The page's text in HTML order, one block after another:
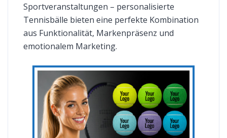
Sportveranstaltungen – personalisierte
Tennisbälle bieten eine perfekte Kombination
aus Funktionalität, Markenpräsenz und
emotionalem Marketing.